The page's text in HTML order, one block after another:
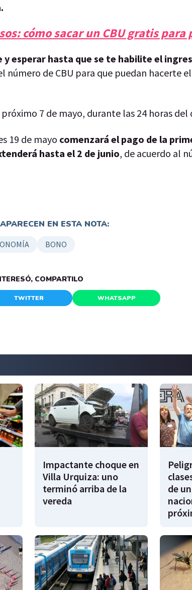
cómo sacar un CBU gratis
esperar hasta que se te habilite el
número de CBU para que puedan hacerte
7 de mayo, durante las 24 horas del
19 de mayo comenzará el pago de la
hasta el 2 de junio, de acuerdo al
EN ESTA NOTA:
BONO
COMPARTILO
TWITTER WHATSAPP
Impactante choque en
Villa Urquiza: uno
terminó arriba de la
vereda
de